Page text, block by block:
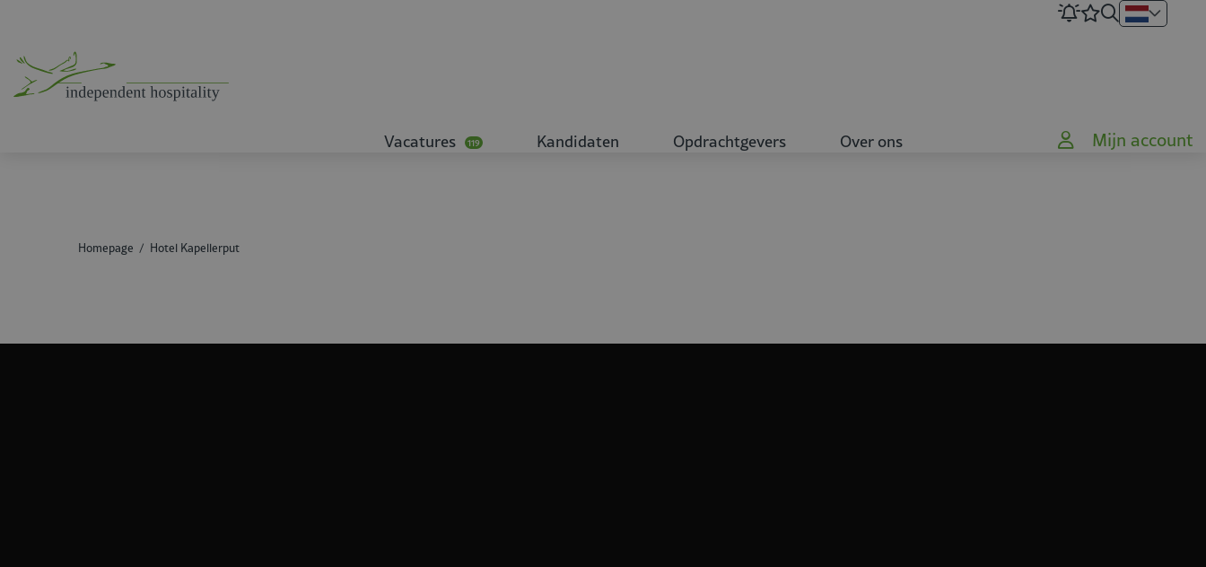
Vacatures 119 Kandidaten Opdrachtgevers Over ons Mijn account
Homepage Hotel Kapellerput